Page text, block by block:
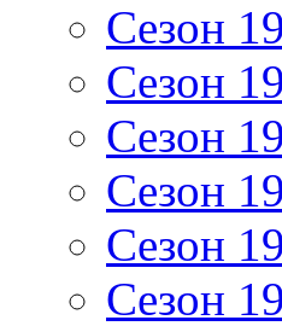
Сезон
Сезон
Сезон
Сезон
Сезон
Сезон